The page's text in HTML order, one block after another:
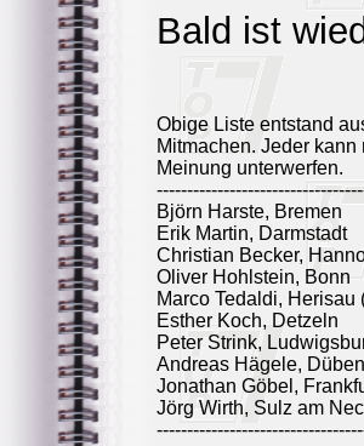
Bald ist
Obige Liste entstand
Mitmachen. Jeder
Meinung unterwerfen.
Björn Harste, Bremen
Erik Martin, Darmstadt
Christian Becker,
Oliver Hohlstein, Bonn
Marco Tedaldi, Herisau
Esther Koch, Detzeln
Peter Strink,
Andreas Hägele,
Jonathan Göbel,
Jörg Wirth, Sulz am